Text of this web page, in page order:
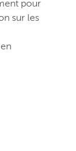
pour
sur les